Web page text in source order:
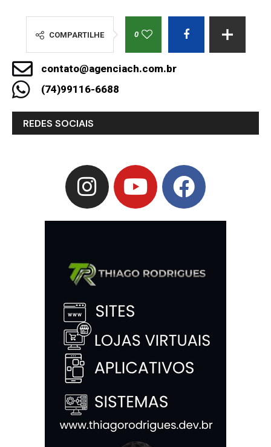
COMPARTILHE 0
contato@agenciach.com.br
(74)99116-6688
REDES SOCIAIS